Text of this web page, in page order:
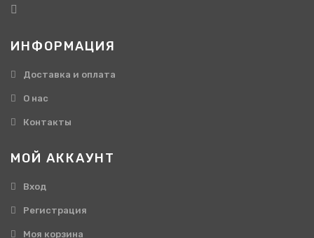
ИНФОРМАЦИЯ
Доставка и оплата
О нас
Контакты
МОЙ АККАУНТ
Вход
Регистрация
Моя корзина